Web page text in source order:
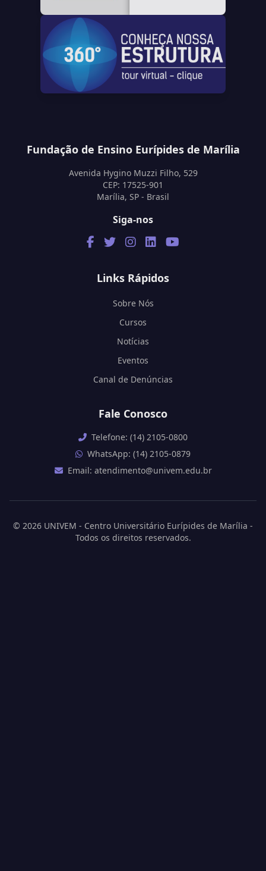
Fundação de Ensino Eurípides de Marília
Avenida Hygino Muzzi Filho, 529
CEP: 17525-901
Marília, SP - Brasil
Siga-nos
Links Rápidos
Sobre Nós
Cursos
Notícias
Eventos
Canal de Denúncias
Fale Conosco
Telefone: (14) 2105-0800
WhatsApp: (14) 2105-0879
Email: atendimento@univem.edu.br
© 2026 UNIVEM - Centro Universitário Eurípides de Marília -
Todos os direitos reservados.